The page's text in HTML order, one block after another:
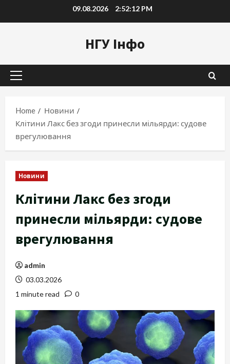
to
09.08.2026 2:52:13 PM
НГУ Інфо
Primary
Home
Новини
Клітини Лакс без згоди принесли мільярди: судове
врегулювання
Новини
Клітини Лакс без згоди
принесли мільярди: судове
врегулювання
admin
03.03.2026
1 minute read
0